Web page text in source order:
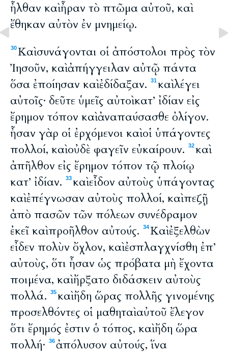
ἦλθαν καὶ ἦραν τὸ πτῶμα αὐτοῦ, καὶ
ἔθηκαν αὐτὸν ἐν μνημείῳ.
30Καὶ συνάγονται οἱ ἀπόστολοι πρὸς τὸν
Ἰησοῦν, καὶ ἀπήγγειλαν αὐτῷ πάντα
ὅσα ἐποίησαν καὶ ἐδίδαξαν.
31καὶ λέγει
αὐτοῖς· δεῦτε ὑμεῖς αὐτοὶ κατ’ ἰδίαν εἰς
ἔρημον τόπον καὶ ἀναπαύσασθε ὀλίγον.
ἦσαν γὰρ οἱ ἐρχόμενοι καὶ οἱ ὑπάγοντες
πολλοί, καὶ οὐδὲ φαγεῖν εὐκαίρουν.
32καὶ
ἀπῆλθον εἰς ἔρημον τόπον τῷ πλοίῳ
κατ’ ἰδίαν.
33καὶ εἶδον αὐτοὺς ὑπάγοντας
καὶ ἐπέγνωσαν αὐτοὺς πολλοί, καὶ πεζῇ
ἀπὸ πασῶν τῶν πόλεων συνέδραμον
ἐκεῖ καὶ προῆλθον αὐτούς.
34Καὶ ἐξελθὼν
εἶδεν πολὺν ὄχλον, καὶ ἐσπλαγχνίσθη ἐπ’
αὐτοὺς, ὅτι ἦσαν ὡς πρόβατα μὴ ἔχοντα
ποιμένα, καὶ ἤρξατο διδάσκειν αὐτοὺς
πολλά.
35καὶ ἤδη ὥρας πολλῆς γινομένης
προσελθόντες οἱ μαθηταὶ αὐτοῦ ἔλεγον
ὅτι ἔρημός ἐστιν ὁ τόπος, καὶ ἤδη ὥρα
πολλή·
36ἀπόλυσον αὐτούς, ἵνα